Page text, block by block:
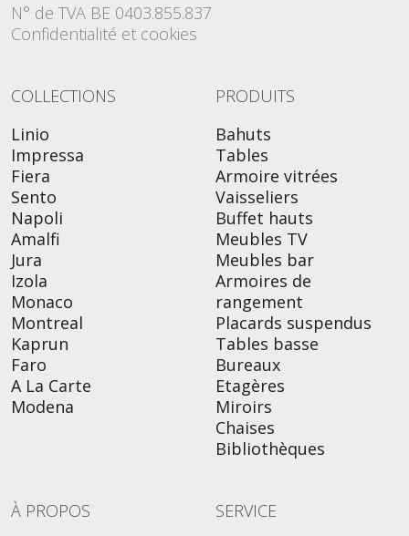
N° de TVA BE 0403.855.837
Confidentialité et cookies
COLLECTIONS
Linio
Impressa
Fiera
Sento
Napoli
Amalfi
Jura
Izola
Monaco
Montreal
Kaprun
Faro
A La Carte
Modena
PRODUITS
Bahuts
Tables
Armoire vitrées
Vaisseliers
Buffet hauts
Meubles TV
Meubles bar
Armoires de
rangement
Placards suspendus
Tables basse
Bureaux
Etagères
Miroirs
Chaises
Bibliothèques
À PROPOS
SERVICE